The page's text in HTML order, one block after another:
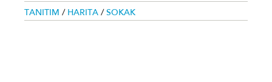
TANITIM / HARITA / SOKAK